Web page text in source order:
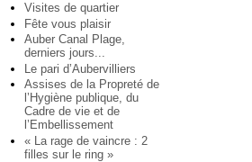
Visites de quartier
Fête vous plaisir
Auber Canal Plage,
derniers jours...
Le pari d’Aubervilliers
Assises de la Propreté de
l’Hygiène publique, du
Cadre de vie et de
l’Embellissement
« La rage de vaincre : 2
filles sur le ring »